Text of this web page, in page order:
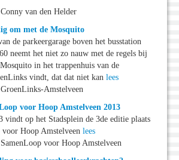
van den Helder
om met de Mosquito
de parkeergarage boven het busstation
neemt het niet zo nauw met de regels bij
in het trappenhuis van de
vindt, dat dat niet kan lees
Amstelveen
voor Hoop Amstelveen 2013
vindt op het Stadsplein de 3de editie plaats
voor Hoop Amstelveen lees
voor Hoop Amstelveen